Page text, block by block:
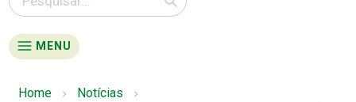
MENU
Home
Notícias